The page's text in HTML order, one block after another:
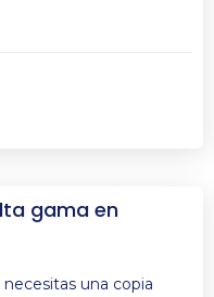
gama en
una copia